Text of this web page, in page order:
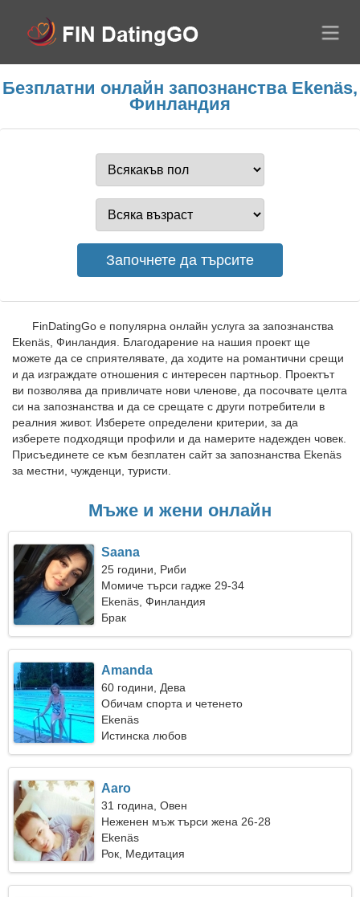
Безплатни онлайн запознанства Ekenäs,
Финландия
FinDatingGo е популярна онлайн услуга за запознанства
Ekenäs, Финландия. Благодарение на нашия проект ще
можете да се сприятелявате, да ходите на романтични срещи
и да изграждате отношения с интересен партньор. Проектът
ви позволява да привличате нови членове, да посочвате целта
си на запознанства и да се срещате с други потребители в
реалния живот. Изберете определени критерии, за да
изберете подходящи профили и да намерите надежден човек.
Присъединете се към безплатен сайт за запознанства Ekenäs
за местни, чужденци, туристи.
Мъже и жени онлайн
Saana
25 години, Риби
Момиче търси гадже 29-34
Ekenäs, Финландия
Брак
Amanda
60 години, Дева
Обичам спорта и четенето
Ekenäs
Истинска любов
Aaro
31 година, Овен
Неженен мъж търси жена 26-28
Ekenäs
Рок, Медитация